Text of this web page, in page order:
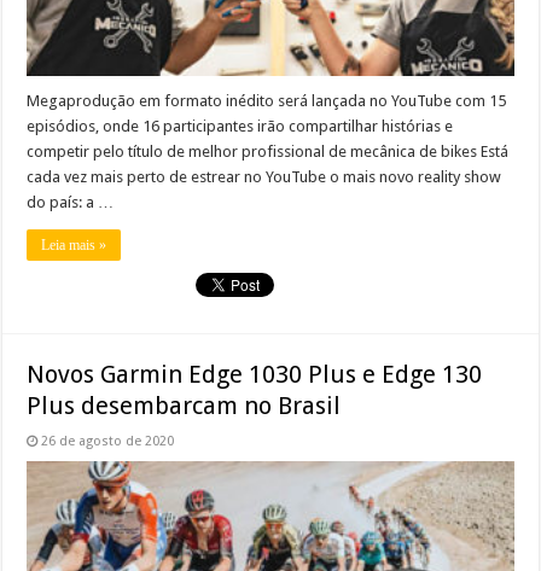
Megaprodução em formato inédito será lançada no YouTube com 15
episódios, onde 16 participantes irão compartilhar histórias e
competir pelo título de melhor profissional de mecânica de bikes Está
cada vez mais perto de estrear no YouTube o mais novo reality show
do país: a …
Leia mais »
Novos Garmin Edge 1030 Plus e Edge 130
Plus desembarcam no Brasil
26 de agosto de 2020